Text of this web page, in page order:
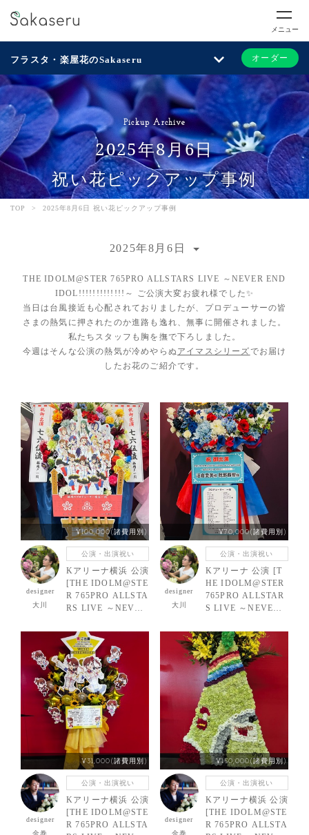
メニュー
フラスタ・楽屋花のSakaseru オーダー
Pickup Archive
2025年8月6日
祝い花ピックアップ事例
TOP > 2025年8月6日 祝い花ピックアップ事例
2025年8月6日
THE IDOLM@STER 765PRO ALLSTARS LIVE ～NEVER END
IDOL!!!!!!!!!!!!!～ ご公演大変お疲れ様でした✨
当日は台風接近も心配されておりましたが、プロデューサーの皆
さまの熱気に押されたのか進路も逸れ、無事に開催されました。
私たちスタッフも胸を撫で下ろしました。
今週はそんな公演の熱気が冷めやらぬ アイマスシリーズでお届け
したお花のご紹介です。
¥100,000(諸費用別)
designer
大川
公演・出演祝い
Kアリーナ横浜 公演
[THE IDOLM@STE
R 765PRO ALLSTA
RS LIVE ～NEVER
L!!!!!!!!!!!!!～] 765
PRO ALLSTARS＋
様 ご出演スタンド
花
¥70,000(諸費用別)
designer
大川
公演・出演祝い
Kアリーナ 公演 [T
HE IDOLM@STER
765PRO ALLSTAR
S LIVE ～NEVER E
L!!!!!!!!!!!!!～] 沼
倉愛美様 我那覇響
様 ご出演スタンド
花
¥31,000(諸費用別)
designer
金巻
公演・出演祝い
Kアリーナ横浜 公演
[THE IDOLM@STE
R 765PRO ALLSTA
¥150,000(諸費用別)
designer
金巻
公演・出演祝い
Kアリーナ横浜 公演
[THE IDOLM@STE
R 765PRO ALLSTA